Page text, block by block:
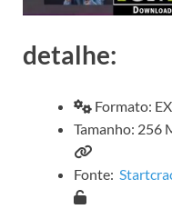
detalhe:
Formato:
Tamanho: 256
Fonte: